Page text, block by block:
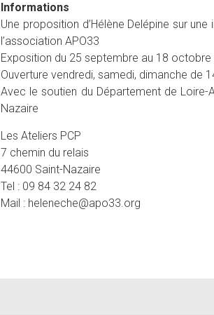
Informations
Une proposition d’Hélène Delépine sur
l’association APO33
Exposition du 25 septembre au 18 octobre
Ouverture vendredi, samedi, dimanche de
Avec le soutien du Département de Loire-
Nazaire
Les Ateliers PCP
7 chemin du relais
44600 Saint-Nazaire
Tel : 09 84 32 24 82
Mail : heleneche@apo33.org